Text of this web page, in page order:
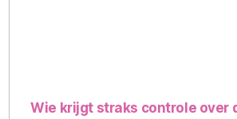
Wie krijgt straks controle over